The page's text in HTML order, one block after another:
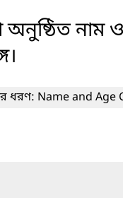
নাম
ধরণ: Name and